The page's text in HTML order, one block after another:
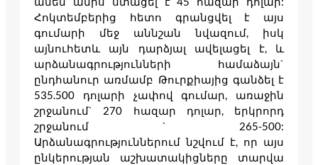
Հոկտեմբերից հետո գրանցվել է այս
գումարի մեջ աննշան նվազում, իսկ
այնուհետև այն դարձյալ ավելացել է, և
արձանագրությունների համաձայն`
ընդհանուր առմամբ Թուրքիայից գանձել է
535.500 դոլարի չափով գումար, առաջին
շրջանում` 270 հազար դոլար, երկրորդ
շրջանում ` 265-500:
Արձանագրություններում նշվում է, որ այս
ընկերության աշխատակիցները տարվա